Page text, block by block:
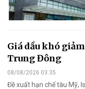
Giá dầu khó
Trung Đông
08/08/2026 03:35
Đề xuất hạn chế tàu Mỹ,